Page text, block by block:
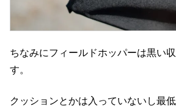
ちなみにフィールドホッパーは黒い
す。
クッションとかは入っていないし最